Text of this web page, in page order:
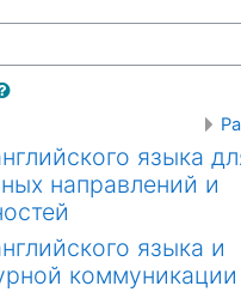
языка
направлений и
языка и
коммуникации